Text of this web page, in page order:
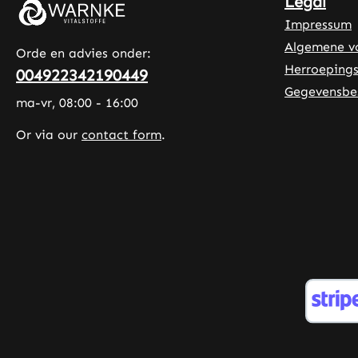
voedingssupplementen uit Duitse
productie • Geproduceerd volgens
HACCP-kwaliteits- en
hygiënenormen • Zonder
toevoegingen en kleurstoffen Let
van voedingssupplementen mogen
Orde en advies onder:
004922342190449
ma-vr, 08:00 - 16:00
Or via our contact form.
Impressum
Algemene